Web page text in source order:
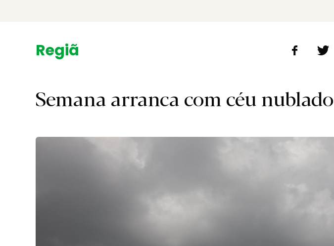
Região.
Semana arranca com céu nublado